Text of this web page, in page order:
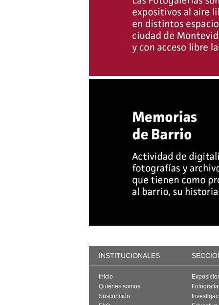
INSTITUCIONALES
Inicio
Quiénes somos
Suscripción